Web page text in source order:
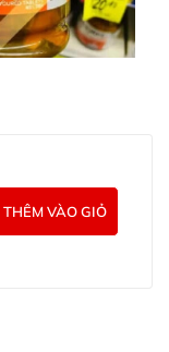
THÊM VÀO GIỎ